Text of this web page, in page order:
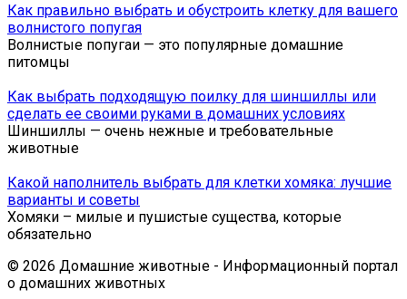
Как правильно выбрать и обустроить клетку для вашего
волнистого попугая
Волнистые попугаи — это популярные домашние
питомцы
Как выбрать подходящую поилку для шиншиллы или
сделать ее своими руками в домашних условиях
Шиншиллы — очень нежные и требовательные
животные
Какой наполнитель выбрать для клетки хомяка: лучшие
варианты и советы
Хомяки – милые и пушистые существа, которые
обязательно
© 2026 Домашние животные - Информационный портал
о домашних животных